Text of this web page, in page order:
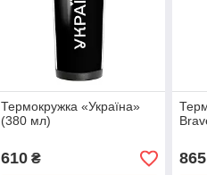
Термокружка «Україна»
(380 мл)
610₴ 865